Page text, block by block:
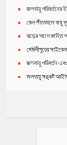
জলবায়ু পরিবর্তনের
কেন শীতকালে বায়ু
ঝড়ের আগে কান্তি
মেদিনীপুরের
জলবায়ু পরিবর্তন
জলবায়ু সঙ্কট